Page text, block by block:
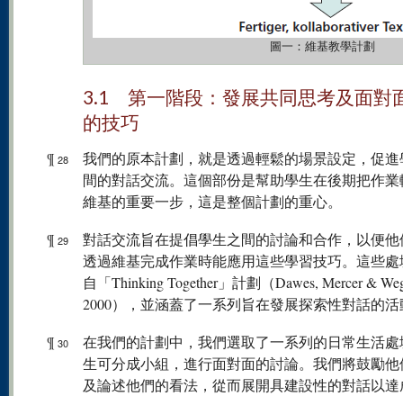
圖一：維基教學計劃
3.1 第一階段：發展共同思考及面對
的技巧
¶ 28
我們的原本計劃，就是透過輕鬆的場景設定，促
間的對話交流。這個部份是幫助學生在後期把作
維基的重要一步，這是整個計劃的重心。
¶ 29
對話交流旨在提倡學生之間的討論和合作，以便
透過維基完成作業時能應用這些學習技巧。這些
自「Thinking Together」計劃（Dawes, Mercer &
2000），並涵蓋了一系列旨在發展探索性對話的
¶ 30
在我們的計劃中，我們選取了一系列的日常生活
生可分成小組，進行面對面的討論。我們將鼓勵
及論述他們的看法，從而展開具建設性的對話以達